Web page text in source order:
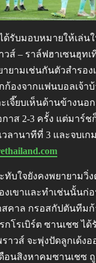
ด้รับมอบหมายให้เล่น
วส์ – ราล์ฟฮาเซนฮุท
ยามเช่นกันตัวสํารอง
ก้องจากแฟนบอลเจ้า
เจี๊ยบเห็นด้านข้างนอ
าส 2-3 ครั้ง แต่มาร์
ลานาทีที่ 3 และจบเกม
ทับใจยังคงพยายามวิ่ง
งเขาและทําเช่นนั้นก่
คาล กรอสกัปตันทีม
โรเบิร์ต ซานเชซ ได้
าวส์ จะพุ่งปัดลูกเด้งอ
อนสิงหาคมซานเชซ